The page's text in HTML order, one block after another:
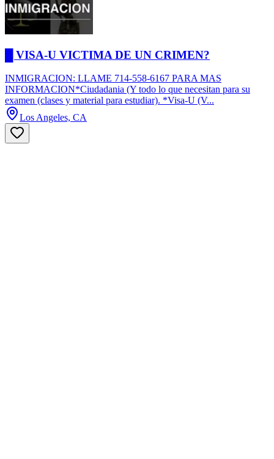
█ VISA-U VICTIMA DE UN CRIMEN?
INMIGRACION: LLAME 714-558-6167 PARA MAS
INFORMACION*Ciudadania (Y todo lo que necesitan para su
examen (clases y material para estudiar). *Visa-U (V...
Los Angeles, CA